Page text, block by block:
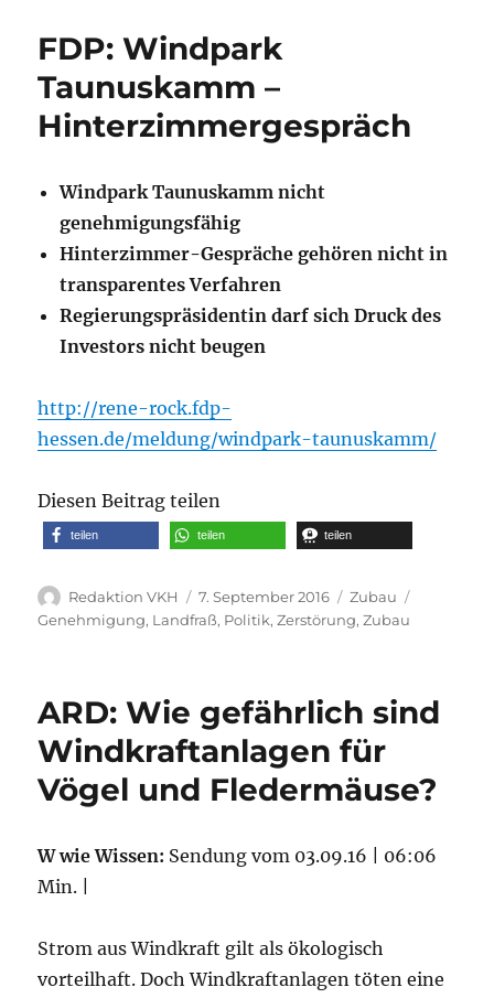
FDP: Windpark
Taunuskamm –
Hinterzimmergespräch
Windpark Taunuskamm nicht
genehmigungsfähig
Hinterzimmer-Gespräche gehören nicht in
transparentes Verfahren
Regierungspräsidentin darf sich Druck des
Investors nicht beugen
http://rene-rock.fdp-
hessen.de/meldung/windpark-taunuskamm/
Diesen Beitrag teilen
teilen teilen teilen
Autor
Redaktion VKH
Veröffentlicht
am
7. September 2016 Kategorien
Zubau
Genehmigung, Landfraß, Politik,Zerstörung,Zubau
ARD: Wie gefährlich sind
Windkraftanlagen für
Vögel und Fledermäuse?
W wie Wissen: Sendung vom 03.09.16 | 06:06
Min. |
Strom aus Windkraft gilt als ökologisch
vorteilhaft. Doch Windkraftanlagen töten eine